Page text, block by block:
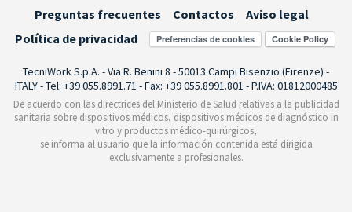
Preguntas frecuentes
Contactos
Aviso legal
Política de privacidad
Preferencias de cookies
TecniWork S.p.A. - Via R. Benini 8 - 50013 Campi Bisenzio (Firenze) -
ITALY - Tel: +39 055.8991.71 - Fax: +39 055.8991.801 - P.IVA: 01812000485
De acuerdo con las directrices del Ministerio de Salud relativas a la publicidad
sanitaria sobre dispositivos médicos, dispositivos médicos de diagnóstico in
vitro y productos médico-quirúrgicos,
se informa al usuario que la información contenida está dirigida
exclusivamente a profesionales.